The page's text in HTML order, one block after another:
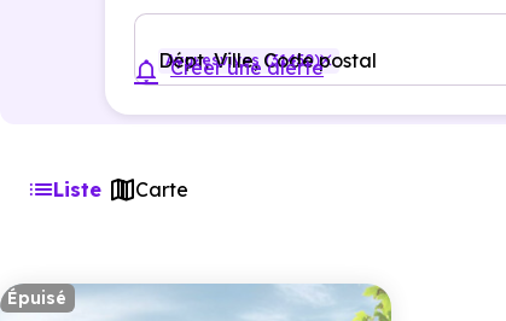
Dépt, Ville, Code postal
Ayguesvives (31450)
Créer une alerte
Liste Carte
Épuisé